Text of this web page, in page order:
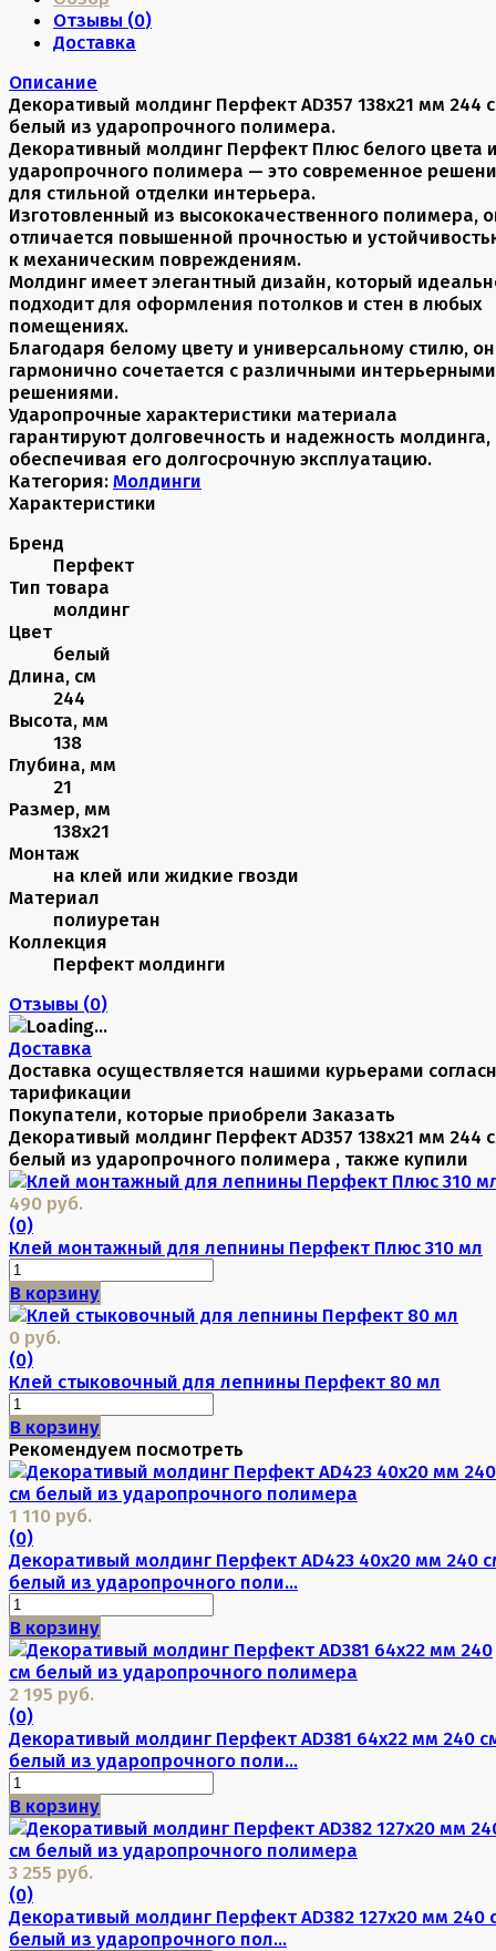
Отзывы (0)
Доставка
Описание
Декоративый молдинг Перфект AD357 138х21 мм 244
белый из ударопрочного полимера.
Декоративный молдинг Перфект Плюс белого цвета
ударопрочного полимера — это современное
для стильной отделки интерьера.
Изготовленный из высококачественного полимера,
отличается повышенной прочностью и
к механическим повреждениям.
Молдинг имеет элегантный дизайн, который
подходит для оформления потолков и стен в любых
помещениях.
Благодаря белому цвету и универсальному стилю, он
гармонично сочетается с различными интерьерными
решениями.
Ударопрочные характеристики материала
гарантируют долговечность и надежность молдинга,
обеспечивая его долгосрочную эксплуатацию.
Категория: Молдинги
Характеристики
Бренд
Перфект
Тип товара
молдинг
Цвет
белый
Длина, см
244
Высота, мм
138
Глубина, мм
21
Размер, мм
138х21
Монтаж
на клей или жидкие гвозди
Материал
полиуретан
Коллекция
Перфект молдинги
Отзывы (0)
Доставка
Доставка осуществляется нашими курьерами
тарификации
Покупатели, которые приобрели Заказать
Декоративый молдинг Перфект AD357 138х21 мм 244
белый из ударопрочного полимера , также купили
490 руб.
(0)
Клей монтажный для лепнины Перфект Плюс 310 мл
В корзину
0 руб.
(0)
Клей стыковочный для лепнины Перфект 80 мл
В корзину
Рекомендуем посмотреть
1 110 руб.
(0)
Декоративый молдинг Перфект AD423 40х20 мм 240
белый из ударопрочного поли...
В корзину
2 195 руб.
(0)
Декоративый молдинг Перфект AD381 64х22 мм 240
белый из ударопрочного поли...
В корзину
3 255 руб.
(0)
Декоративый молдинг Перфект AD382 127х20 мм 240
белый из ударопрочного пол...